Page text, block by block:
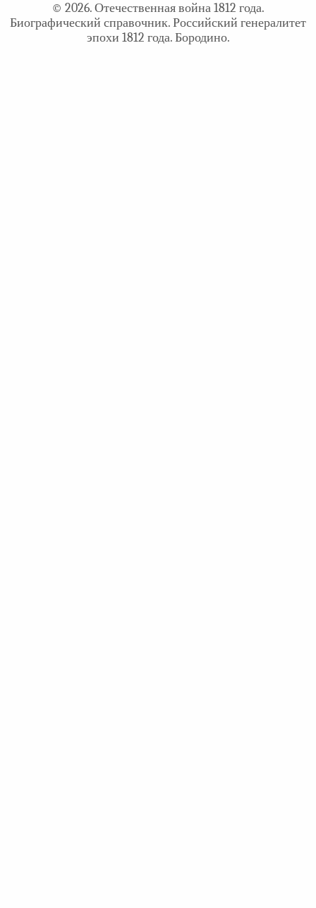
© 2026. Отечественная война 1812 года.
Биографический справочник. Российский генералитет
эпохи 1812 года. Бородино.